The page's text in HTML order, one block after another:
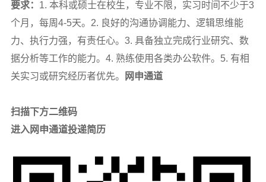
要求： 1. 本科或硕士在校生，专业不限，实习时间不少于3
个月，每周4-5天。2. 良好的沟通协调能力、逻辑思维能
力、执行力强，有责任心。3. 具备独立完成行业研究、数
据分析等工作的能力。4. 熟练使用各类办公软件。5. 有相
关实习或研究经历者优先。
网申通道
扫描下方二维码
进入网申通道投递简历